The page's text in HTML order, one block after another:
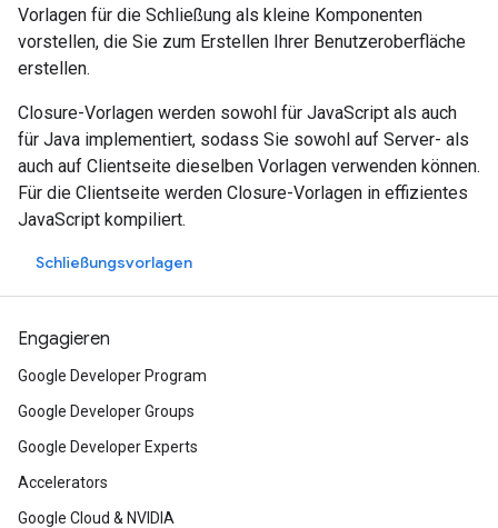
Vorlagen für die Schließung als kleine Komponenten
vorstellen, die Sie zum Erstellen Ihrer Benutzeroberfläche
erstellen.
Closure-Vorlagen werden sowohl für JavaScript als auch
für Java implementiert, sodass Sie sowohl auf Server- als
auch auf Clientseite dieselben Vorlagen verwenden können.
Für die Clientseite werden Closure-Vorlagen in effizientes
JavaScript kompiliert.
Schließungsvorlagen
Engagieren
Google Developer Program
Google Developer Groups
Google Developer Experts
Accelerators
Google Cloud & NVIDIA